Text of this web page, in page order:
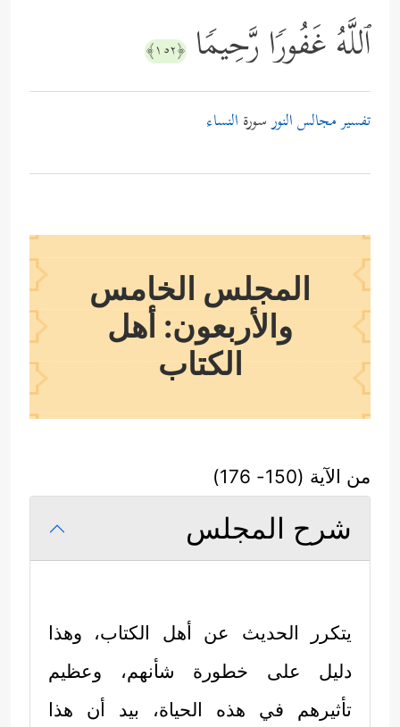
ٱللَّهُ غَفُورࣰا رَّحِیمࣰا ﴿١٥٢﴾
تفسير مجالس النورسورة النساء
المجلس الخامس
والأربعون: أهل
الكتاب
من الآية (150- 176)
شرح المجلس
يتكرر الحديث عن أهل الكتاب، وهذا
دليل على خطورة شأنهم، وعظيم
تأثيرهم في هذه الحياة، بيد أن هذا